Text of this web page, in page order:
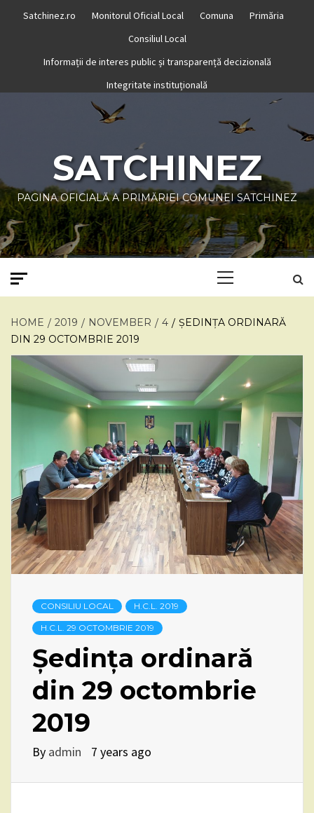
Satchinez.ro Monitorul Oficial Local Comuna
Primăria
Consiliul Local
Informații de interes public și transparență decizională
Integritate instituțională
SATCHINEZ
PAGINA OFICIALĂ A PRIMĂRIEI COMUNEI SATCHINEZ
HOME 2019 NOVEMBER 4
ȘEDINȚA ORDINARĂ
DIN 29 OCTOMBRIE 2019
CONSILIU LOCAL H.C.L. 2019
H.C.L. 29 OCTOMBRIE 2019
Ședința ordinară
din 29 octombrie
2019
By admin 7 years ago